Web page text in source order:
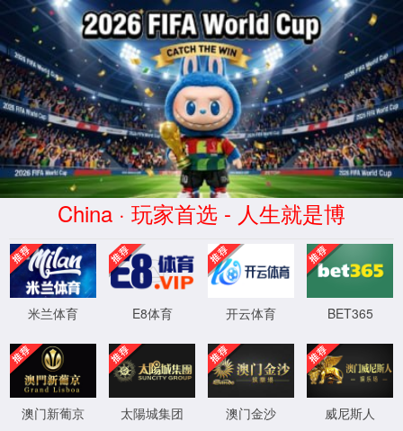
错误提示
对不起，服务不可用，可能是未加载完
毕，请等待1分钟后刷新此页面!